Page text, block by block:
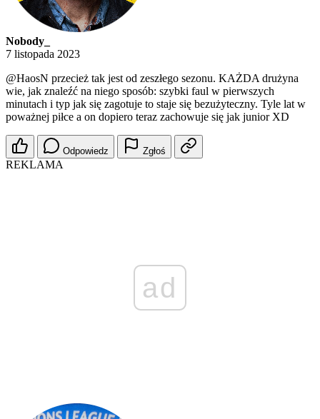
Nobody_
7 listopada 2023
@HaosN przecież tak jest od zeszłego sezonu. KAŻDA drużyna
wie, jak znaleźć na niego sposób: szybki faul w pierwszych
minutach i typ jak się zagotuje to staje się bezużyteczny. Tyle lat w
poważnej piłce a on dopiero teraz zachowuje się jak junior XD
Odpowiedz Zgłoś
REKLAMA
ad